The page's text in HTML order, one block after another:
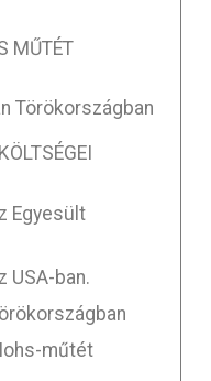
MŰTÉT
Törökországban
Egyesült
USA-ban.
műtét